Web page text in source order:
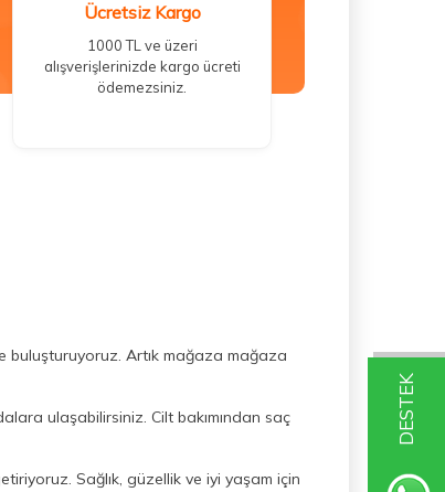
DESTEK
Ücretsiz Kargo
1000 TL ve üzeri
alışverişlerinizde kargo ücreti
ödemezsiniz.
buluşturuyoruz. Artık mağaza mağaza
ulaşabilirsiniz. Cilt bakımından saç
Sağlık, güzellik ve iyi yaşam için